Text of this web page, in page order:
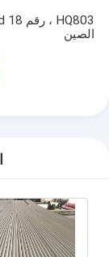
الصين